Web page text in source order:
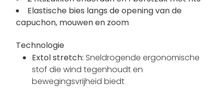
Elastische bies langs de opening van de
capuchon, mouwen en zoom
Technologie
Extol stretch: Sneldrogende ergonomische
stof die wind tegenhoudt en
bewegingsvrijheid biedt